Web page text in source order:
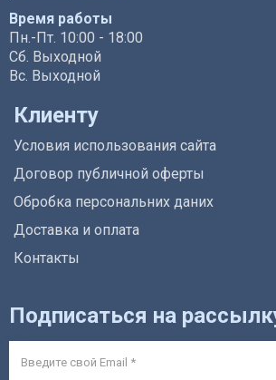
Время работы
Пн.-Пт. 10:00 - 18:00
Сб. Выходной
Вс. Выходной
Клиенту
Условия использования сайта
Договор публичной оферты
Обробка персональних даних
Доставка и оплата
Контакты
Подписаться на